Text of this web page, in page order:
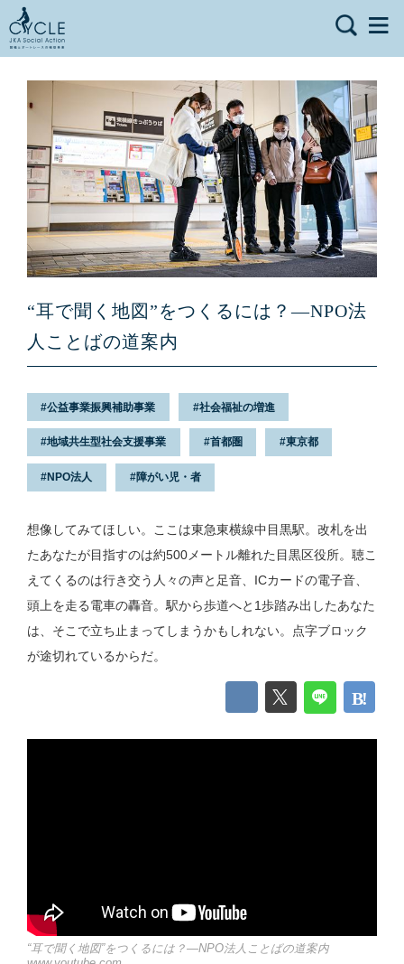
“耳で聞く地図”をつくるには？—NPO法
人ことばの道案内
公益事業振興補助事業 社会福祉の増進
地域共生型社会支援事業 首都圏 東京都
NPO法人 障がい児・者
想像してみてほしい。ここは東急東横線中目黒駅。改札を出
たあなたが目指すのは約500メートル離れた目黒区役所。聴こ
えてくるのは行き交う人々の声と足音、ICカードの電子音、
頭上を走る電車の轟音。駅から歩道へと1歩踏み出したあなた
は、そこで立ち止まってしまうかもしれない。点字ブロック
が途切れているからだ。
“耳で聞く地図”をつくるには？—NPO法人ことばの道案内